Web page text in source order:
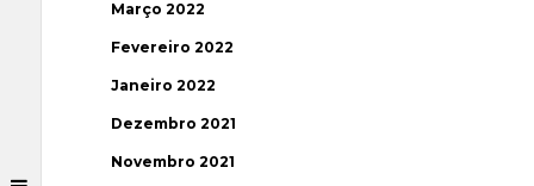
Março 2022
Fevereiro 2022
Janeiro 2022
Dezembro 2021
Novembro 2021